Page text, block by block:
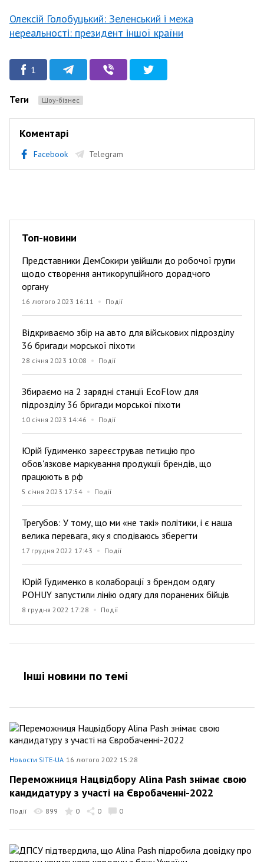
Олексій Голобуцький: Зеленський і межа
нереальності: президент іншої країни
1
Теги Шоу-бізнес
Коментарі
Facebook Telegram
Топ-новини
Представники ДемСокири увійшли до робочої групи
щодо створення антикорупційного дорадчого
органу
16 лютого 2023 16:11 Події
Відкриваємо збір на авто для військових підрозділу
36 бригади морської піхоти
28 січня 2023 10:08 Події
Збираємо на 2 зарядні станції EcoFlow для
підрозділу 36 бригади морської піхоти
10 січня 2023 14:46 Події
Юрій Гудименко зареєстрував петицію про
обов'язкове маркування продукції брендів, що
працюють в рф
5 січня 2023 17:54 Події
Трегубов: У тому, що ми «не такі» політики, і є наша
велика перевага, яку я сподіваюсь зберегти
17 грудня 2022 17:43 Події
Юрій Гудименко в колаборації з брендом одягу
POHUY запустили лінію одягу для поранених бійців
8 грудня 2022 17:28 Події
Інші новини по темi
Новости SITE-UA 16 лютого 2022 15:28
Переможниця Нацвідбору Alina Pash знімає свою
кандидатуру з участі на Євробаченні-2022
Події 899 0 0 0